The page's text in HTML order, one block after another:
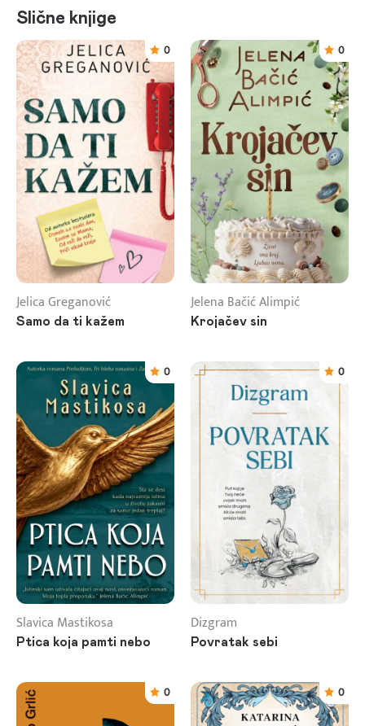
Slične knjige
0
Jelica Greganović
Samo da ti kažem
0
Jelena Bačić Alimpić
Krojačev sin
0
Slavica Mastikosa
Ptica koja pamti nebo
0
Dizgram
Povratak sebi
0 0